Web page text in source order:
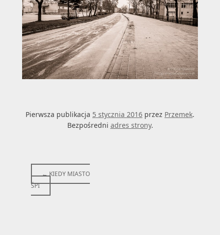
Pierwsza publikacja 5 stycznia 2016 przez Przemek.
Bezpośredni adres strony.
Post
navigation
←KIEDY MIASTO
ŚPI